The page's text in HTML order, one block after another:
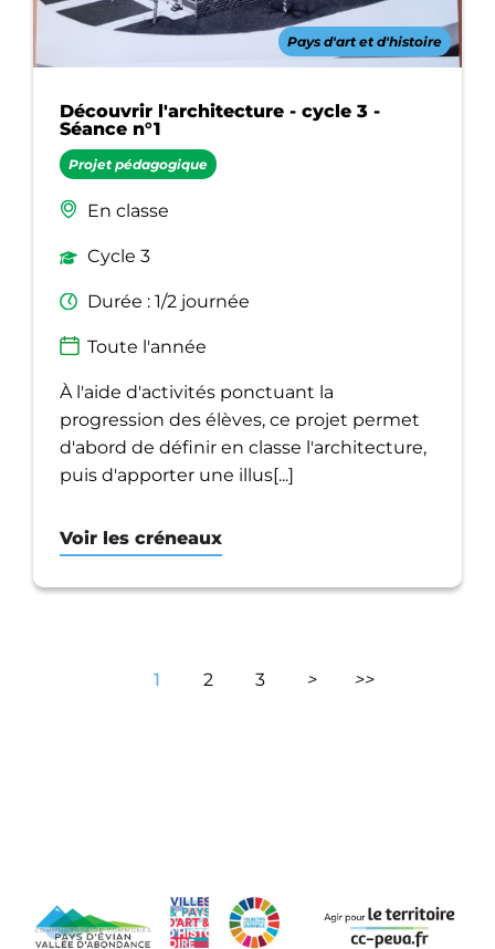
Découvrir l'architecture - cycle 3 -
Séance n°1
Projet pédagogique
En classe
Cycle 3
Durée : 1/2 journée
Toute l'année
À l'aide d'activités ponctuant la
progression des élèves, ce projet permet
d'abord de définir en classe l'architecture,
puis d'apporter une illus[...]
Voir les créneaux
Pays d'art et d'histoire
1 2 3 > >>